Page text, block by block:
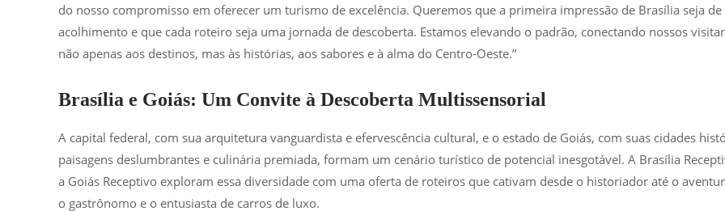
do nosso compromisso em oferecer um turismo de excelência. Queremos que a primeira impressão de Brasília seja de
acolhimento e que cada roteiro seja uma jornada de descoberta. Estamos elevando o padrão, conectando nossos
não apenas aos destinos, mas às histórias, aos sabores e à alma do Centro-Oeste.”
Brasília e Goiás: Um Convite à Descoberta Multissensorial
A capital federal, com sua arquitetura vanguardista e efervescência cultural, e o estado de Goiás, com suas cidades
paisagens deslumbrantes e culinária premiada, formam um cenário turístico de potencial inesgotável. A Brasília
a Goiás Receptivo exploram essa diversidade com uma oferta de roteiros que cativam desde o historiador até o
o gastrônomo e o entusiasta de carros de luxo.